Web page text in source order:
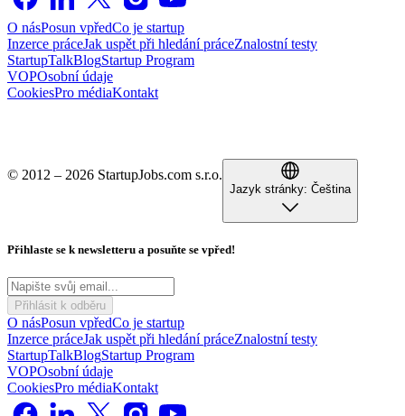
O násPosun vpředCo je startup
Inzerce práceJak uspět při hledání práceZnalostní testy
StartupTalkBlogStartup Program
VOPOsobní údaje
CookiesPro médiaKontakt
© 2012 – 2026 StartupJobs.com s.r.o.
Jazyk stránky: Čeština
Přihlaste se k newsletteru a posuňte se vpřed!
Přihlásit k odběru
O násPosun vpředCo je startup
Inzerce práceJak uspět při hledání práceZnalostní testy
StartupTalkBlogStartup Program
VOPOsobní údaje
CookiesPro médiaKontakt